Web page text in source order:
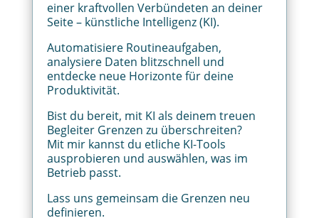
einer kraftvollen Verbündeten an deiner
Seite – künstliche Intelligenz (KI).
Automatisiere Routineaufgaben,
analysiere Daten blitzschnell und
entdecke neue Horizonte für deine
Produktivität.
Bist du bereit, mit KI als deinem treuen
Begleiter Grenzen zu überschreiten?
Mit mir kannst du etliche KI-Tools
ausprobieren und auswählen, was im
Betrieb passt.
Lass uns gemeinsam die Grenzen neu
definieren.